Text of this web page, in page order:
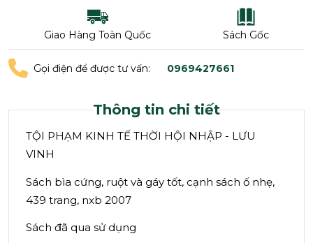
Giao Hàng Toàn Quốc Sách Gốc
Gọi điện để được tư vấn: 0969427661
Thông tin chi tiết
TỘI PHẠM KINH TẾ THỜI HỘI NHẬP - LƯU
VINH
Sách bìa cứng, ruột và gáy tốt, cạnh sách ố nhẹ,
439 trang, nxb 2007
Sách đã qua sử dụng